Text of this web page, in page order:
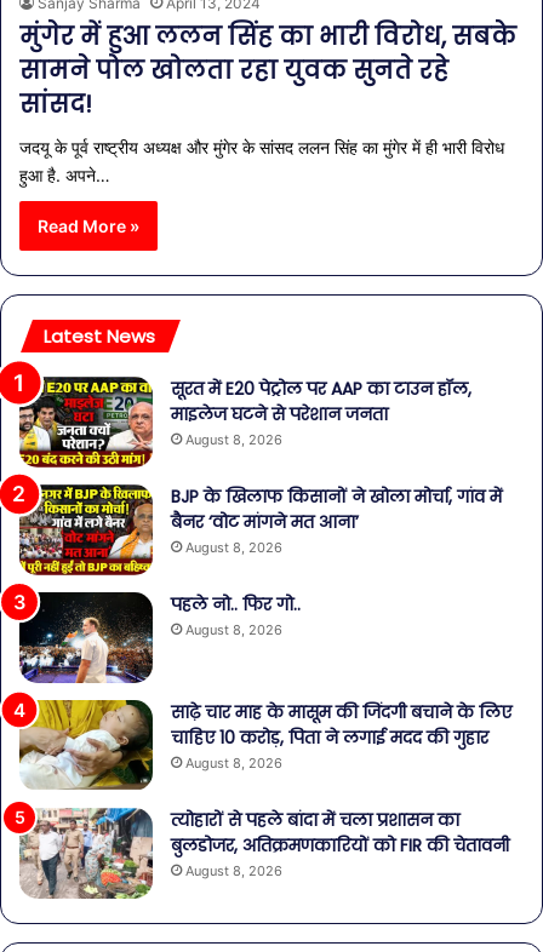
मुंगेर में हुआ ललन सिंह का भारी विरोध, सबके
सामने पोल खोलता रहा युवक सुनते रहे
सांसद!
जदयू के पूर्व राष्ट्रीय अध्यक्ष और मुंगेर के सांसद ललन सिंह का मुंगेर में ही भारी विरोध
हुआ है. अपने…
Read More »
Latest News
सूरत में E20 पेट्रोल पर AAP का टाउन हॉल,
माइलेज घटने से परेशान जनता
August 8, 2026
BJP के खिलाफ किसानों ने खोला मोर्चा, गांव में
बैनर ‘वोट मांगने मत आना’
August 8, 2026
पहले नो.. फिर गो..
August 8, 2026
साढ़े चार माह के मासूम की जिंदगी बचाने के लिए
चाहिए 10 करोड़, पिता ने लगाई मदद की गुहार
August 8, 2026
त्योहारों से पहले बांदा में चला प्रशासन का
बुलडोजर, अतिक्रमणकारियों को FIR की चेतावनी
August 8, 2026